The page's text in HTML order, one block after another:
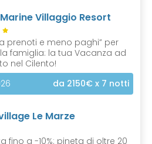
Villaggio Resort
prenoti e meno paghi” per
famiglia: la tua Vacanza ad
nel Cilento!
da 2150€ x 7 notti
Le Marze
fino a -10%: pineta di oltre 20